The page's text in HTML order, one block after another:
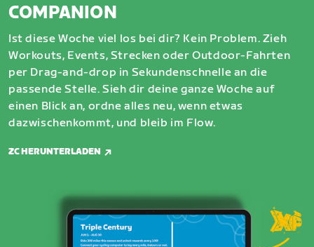
COMPANION
Ist diese Woche viel los bei dir? Kein Problem. Zieh
Workouts, Events, Strecken oder Outdoor-Fahrten
per Drag-and-drop in Sekundenschnelle an die
passende Stelle. Sieh dir deine ganze Woche auf
einen Blick an, ordne alles neu, wenn etwas
dazwischenkommt, und bleib im Flow.
ZC HERUNTERLADEN